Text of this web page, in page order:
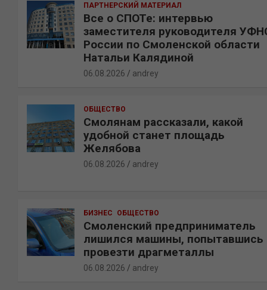
ПАРТНЕРСКИЙ МАТЕРИАЛ
Все о СПОТе: интервью
заместителя руководителя
России по Смоленской области
Натальи Калядиной
06.08.2026 andrey
ОБЩЕСТВО
Смолянам рассказали, какой
удобной станет площадь
Желябова
06.08.2026 andrey
БИЗНЕС ОБЩЕСТВО
Смоленский предприниматель
лишился машины, попытавшись
провезти драгметаллы
06.08.2026 andrey